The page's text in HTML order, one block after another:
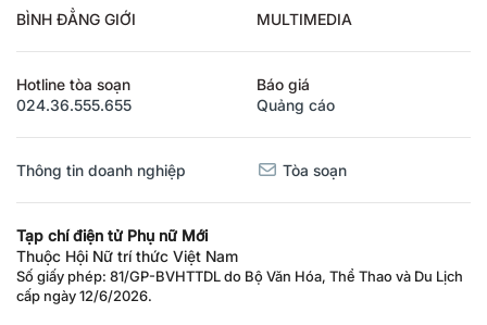
BÌNH ĐẲNG GIỚI MULTIMEDIA
Hotline tòa soạn
024.36.555.655
Báo giá
Quảng cáo
Thông tin doanh nghiệp Tòa soạn
Tạp chí điện tử Phụ nữ Mới
Thuộc Hội Nữ trí thức Việt Nam
Số giấy phép: 81/GP-BVHTTDL do Bộ Văn Hóa, Thể Thao và Du Lịch
cấp ngày 12/6/2026.